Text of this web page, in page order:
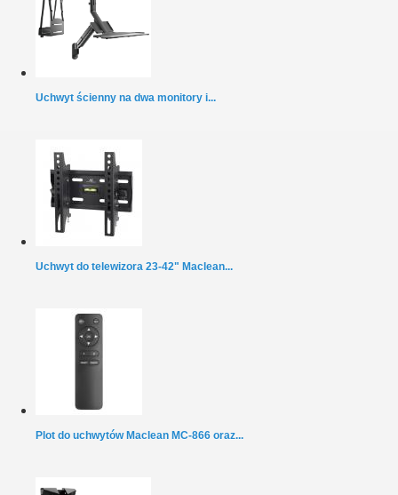
Uchwyt ścienny na dwa monitory i...
Uchwyt do telewizora 23-42" Maclean...
Plot do uchwytów Maclean MC-866 oraz...